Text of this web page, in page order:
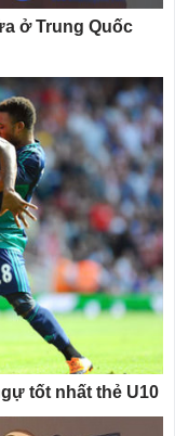
ở Trung Quốc
tốt nhất thẻ U10